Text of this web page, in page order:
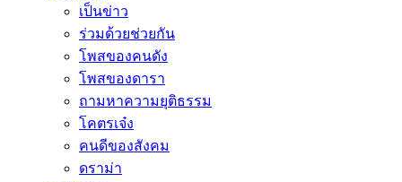
เป็นข่าว
ร่วมด้วยช่วยกัน
โพสของคนดัง
โพสของดารา
ถามหาความยุติธรรม
โคตรเจ๋ง
คนดีของสังคม
ดราม่า